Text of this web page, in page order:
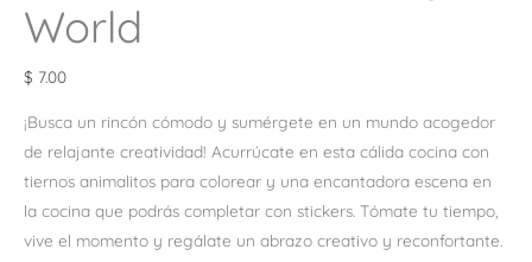
World
$ 7.00
¡Busca un rincón cómodo y sumérgete en un mundo acogedor
de relajante creatividad! Acurrúcate en esta cálida cocina con
tiernos animalitos para colorear y una encantadora escena en
la cocina que podrás completar con stickers. Tómate tu tiempo,
vive el momento y regálate un abrazo creativo y reconfortante.